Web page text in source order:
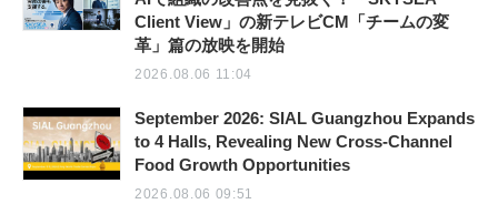
Client View」の新テレビCM「チームの変
革」篇の放映を開始
2026.08.06 11:04
September 2026: SIAL Guangzhou Expands
to 4 Halls, Revealing New Cross-Channel
Food Growth Opportunities
2026.08.06 09:51